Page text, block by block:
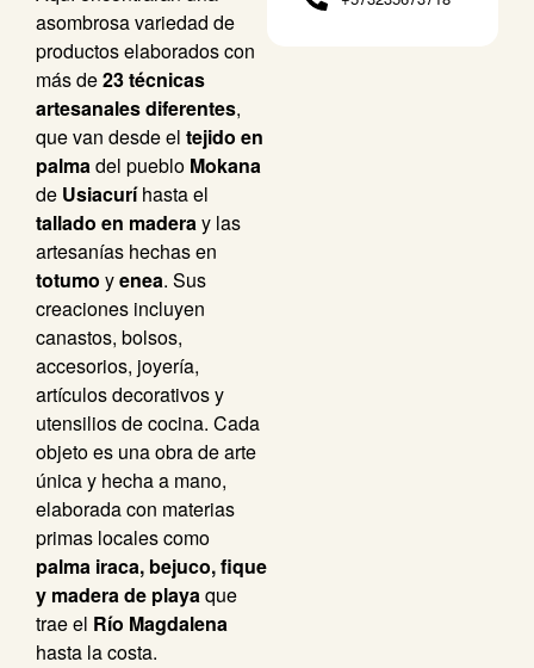
asombrosa variedad de
productos elaborados con
más de23 técnicas
artesanales diferentes,
que van desde el tejido en
palmadel pueblo Mokana
de Usiacuríhasta el
tallado en maderay las
artesanías hechas en
totumo yenea. Sus
creaciones incluyen
canastos, bolsos,
accesorios, joyería,
artículos decorativos y
utensilios de cocina. Cada
objeto es una obra de arte
única y hecha a mano,
elaborada con materias
primas locales como
palma iraca, bejuco, fique
y madera de playaque
trae el Río Magdalena
hasta la costa.